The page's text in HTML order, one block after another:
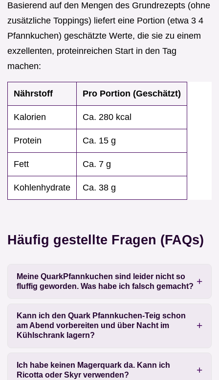
Basierend auf den Mengen des Grundrezepts (ohne
zusätzliche Toppings) liefert eine Portion (etwa 3 4
Pfannkuchen) geschätzte Werte, die sie zu einem
exzellenten, proteinreichen Start in den Tag
machen:
Nährstoff Pro Portion (Geschätzt)
Kalorien Ca. 280 kcal
Protein Ca. 15 g
Fett Ca. 7 g
Kohlenhydrate Ca. 38 g
Häufig gestellte Fragen (FAQs)
Meine QuarkPfannkuchen sind leider nicht so
fluffig geworden. Was habe ich falsch gemacht?
Kann ich den Quark Pfannkuchen-Teig schon
am Abend vorbereiten und über Nacht im
Kühlschrank lagern?
Ich habe keinen Magerquark da. Kann ich
Ricotta oder Skyr verwenden?